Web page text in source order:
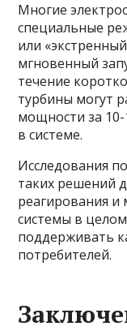
Многие
специальные
или
мгновенный
течение
турбины могут
мощности за 10-
в системе.
Исследования
таких решений
реагирования
системы в
поддерживать
потребителей.